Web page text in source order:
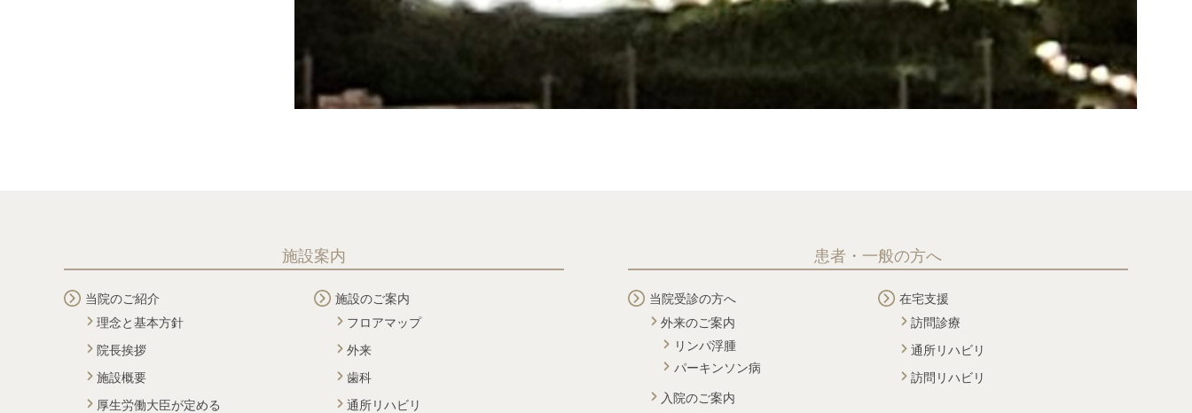
施設案内
当院のご紹介
理念と基本方針
院長挨拶
施設概要
厚生労働大臣が定める
施設のご案内
フロアマップ
外来
歯科
通所リハビリ
患者・一般の方へ
当院受診の方へ
外来のご案内
リンパ浮腫
パーキンソン病
入院のご案内
在宅支援
訪問診療
通所リハビリ
訪問リハビリ